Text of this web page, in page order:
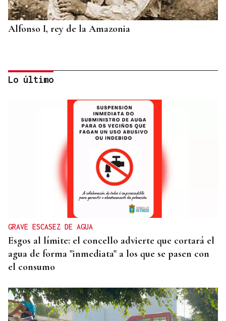
Alfonso I, rey de la Amazonia
Jesusa Prado López, la fuerza ourensana que
iluminó La Habana
Lo último
GRAVE ESCASEZ DE AGUA
Esgos al límite: el concello advierte que cortará el
agua de forma "inmediata" a los que se pasen con
el consumo